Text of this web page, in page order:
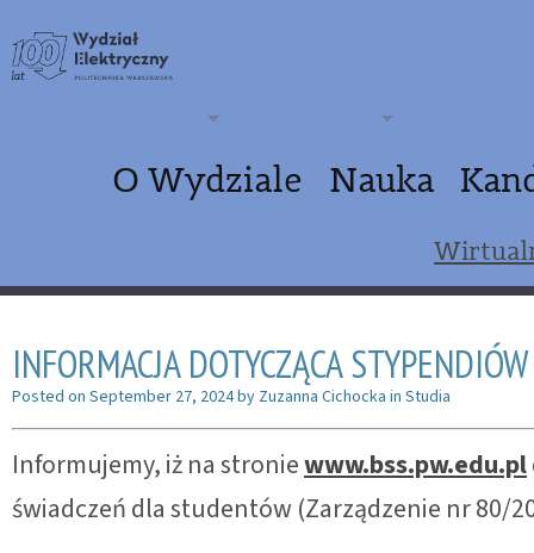
O Wydziale Nauka
INFORMACJA DOTYCZĄCA
Posted on September 27, 2024by Zuzanna Cichocka in Studia
Informujemy, iż na stroniewww.bss.pw.edu.pl
świadczeń dla studentów (Zarządzenie nr 80/